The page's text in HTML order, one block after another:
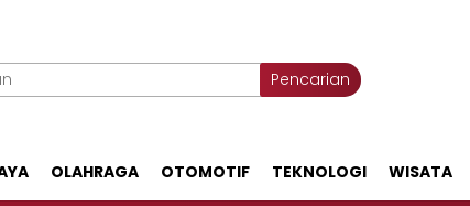
Pencarian
OLAHRAGA OTOMOTIF TEKNOLOGI WISATA